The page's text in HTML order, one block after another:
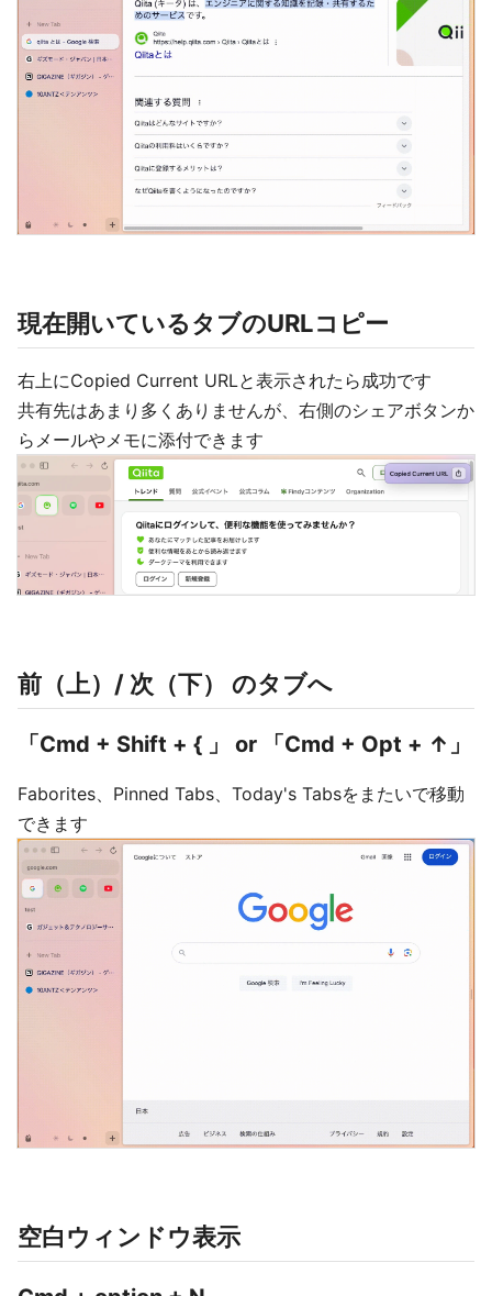
現在開いているタブのURLコピー
右上にCopied Current URLと表示されたら成功です
共有先はあまり多くありませんが、右側のシェアボタンか
らメールやメモに添付できます
前（上）/ 次（下） のタブへ
「Cmd + Shift + { 」 or 「Cmd + Opt + ↑」
Faborites、Pinned Tabs、Today's Tabsをまたいで移動
できます
空白ウィンドウ表示